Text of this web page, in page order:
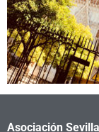
Asociación